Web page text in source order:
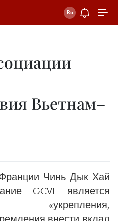
Вьетнам–
Чинь Дык Хай
GCVF является
«укрепления,